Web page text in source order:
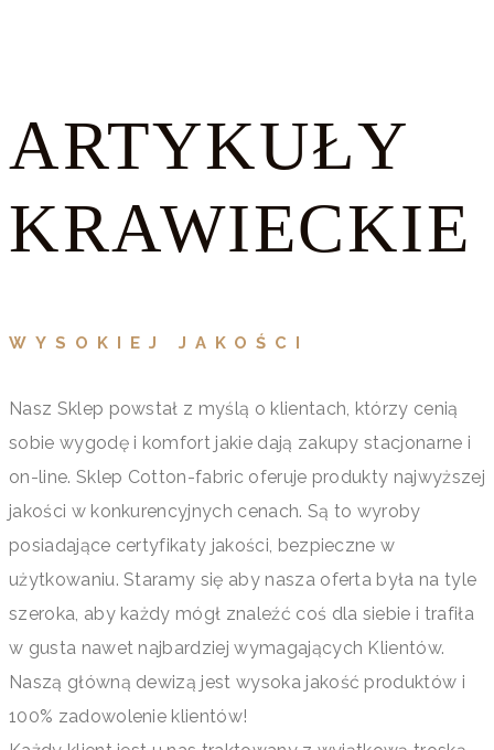
ARTYKUŁY
KRAWIECKIE
WYSOKIEJ JAKOŚCI
Nasz Sklep powstał z myślą o klientach, którzy cenią
sobie wygodę i komfort jakie dają zakupy stacjonarne i
on-line. Sklep Cotton-fabric oferuje produkty najwyższej
jakości w konkurencyjnych cenach. Są to wyroby
posiadające certyfikaty jakości, bezpieczne w
użytkowaniu. Staramy się aby nasza oferta była na tyle
szeroka, aby każdy mógł znaleźć coś dla siebie i trafiła
w gusta nawet najbardziej wymagających Klientów.
Naszą główną dewizą jest wysoka jakość produktów i
100% zadowolenie klientów!